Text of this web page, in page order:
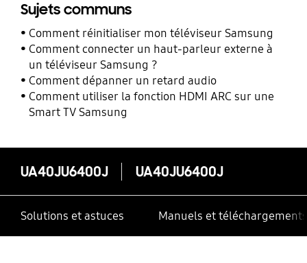
Sujets communs
Comment réinitialiser mon téléviseur Samsung
Comment connecter un haut-parleur externe à
un téléviseur Samsung ?
Comment dépanner un retard audio
Comment utiliser la fonction HDMI ARC sur une
Smart TV Samsung
UA40JU6400J UA40JU6400J
Solutions et astuces Manuels et téléchargements